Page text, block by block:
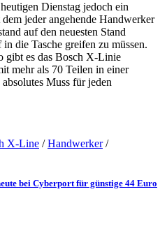
Dienstag jedoch ein
jeder angehende Handwerker
auf den neuesten Stand
die Tasche greifen zu müssen.
gibt es das Bosch X-Linie
mehr als 70 Teilen in einer
Muss für jeden
X-Line /Handwerker/
bei Cyberport für günstige 44 Euro